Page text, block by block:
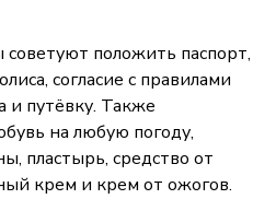
положить паспорт,
согласие с правилами
и путёвку. Также
на любую погоду,
пластырь, средство от
крем и крем от ожогов.